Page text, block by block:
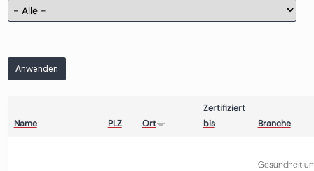
Anwenden
Name PLZ Ort
Zertifiziert
bis
Branche
Gesundheit